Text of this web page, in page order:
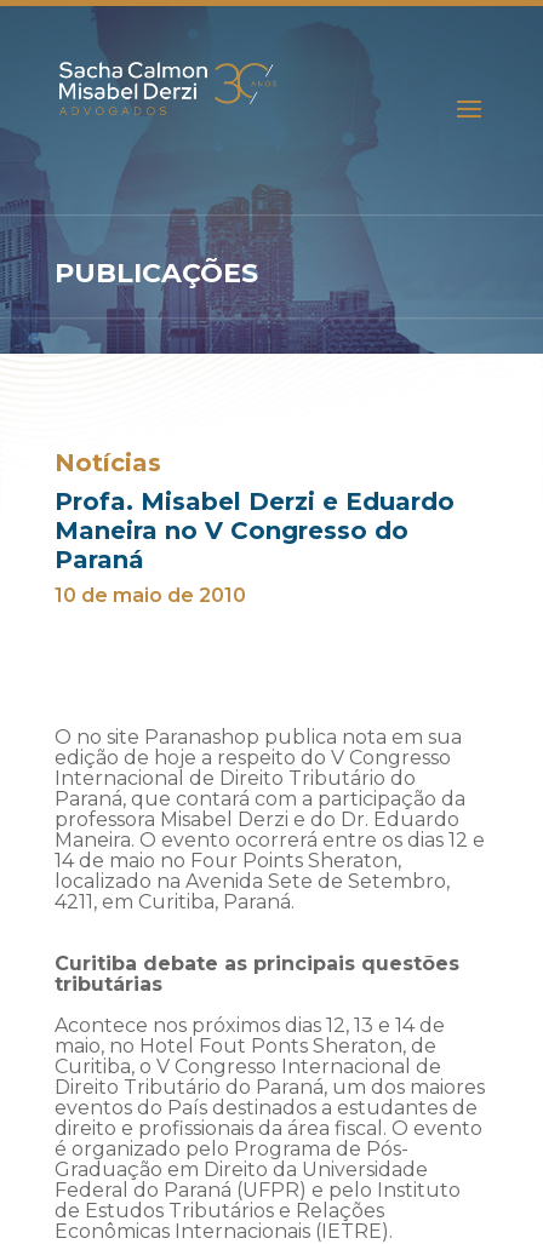
PUBLICAÇÕES
Notícias
Profa. Misabel Derzi e Eduardo
Maneira no V Congresso do
Paraná
10 de maio de 2010
O no site Paranashop publica nota em sua
edição de hoje a respeito do V Congresso
Internacional de Direito Tributário do
Paraná, que contará com a participação da
professora Misabel Derzi e do Dr. Eduardo
Maneira. O evento ocorrerá entre os dias 12 e
14 de maio no Four Points Sheraton,
localizado na Avenida Sete de Setembro,
4211, em Curitiba, Paraná.
Curitiba debate as principais questões
tributárias
Acontece nos próximos dias 12, 13 e 14 de
maio, no Hotel Fout Ponts Sheraton, de
Curitiba, o V Congresso Internacional de
Direito Tributário do Paraná, um dos maiores
eventos do País destinados a estudantes de
direito e profissionais da área fiscal. O evento
é organizado pelo Programa de Pós-
Graduação em Direito da Universidade
Federal do Paraná (UFPR) e pelo Instituto
de Estudos Tributários e Relações
Econômicas Internacionais (IETRE).